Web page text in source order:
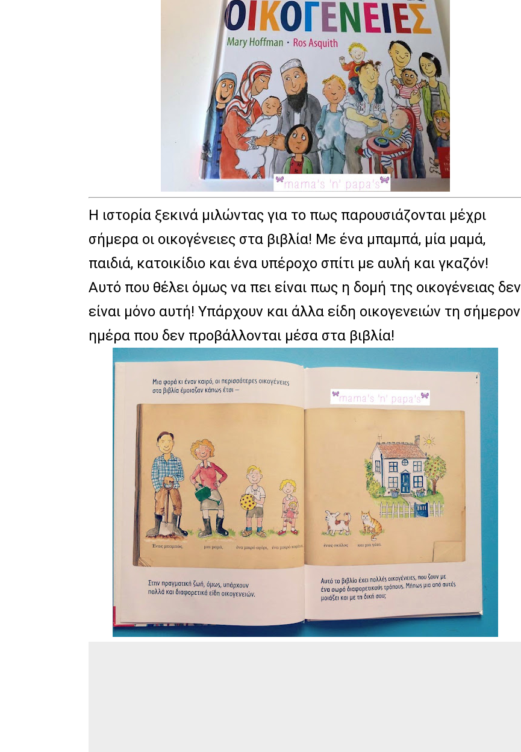
Η ιστορία ξεκινά μιλώντας για το πως παρουσιάζονται μέχρι
σήμερα οι οικογένειες στα βιβλία! Με ένα μπαμπά, μία μαμά,
παιδιά, κατοικίδιο και ένα υπέροχο σπίτι με αυλή και γκαζόν!
Αυτό που θέλει όμως να πει είναι πως η δομή της οικογένειας δεν
είναι μόνο αυτή! Υπάρχουν και άλλα είδη οικογενειών τη σήμερον
ημέρα που δεν προβάλλονται μέσα στα βιβλία!